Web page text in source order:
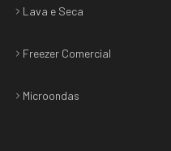
Lava e Seca
Freezer Comercial
Microondas